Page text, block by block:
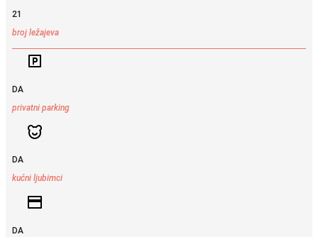
21
broj ležajeva
DA
privatni parking
DA
kućni ljubimci
DA